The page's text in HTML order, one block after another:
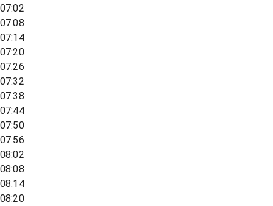
07:02
07:08
07:14
07:20
07:26
07:32
07:38
07:44
07:50
07:56
08:02
08:08
08:14
08:20